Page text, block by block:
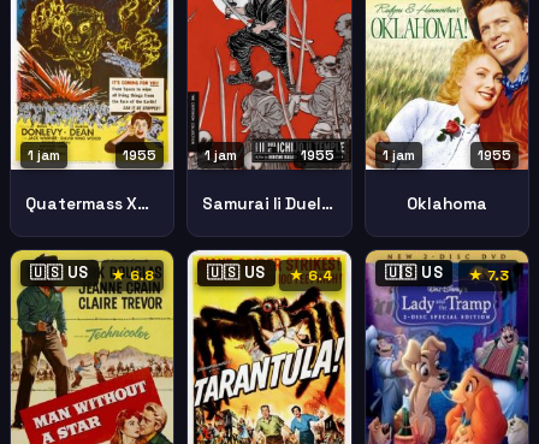
1955
1 jam
Quatermass Xperiment
1955
1 jam
Samurai Ii Duel Ichijoji Temple
1955
1 jam
Oklahoma
🇺🇸 US ★ 6.8 🇺🇸 US ★ 6.4 🇺🇸 US ★ 7.3